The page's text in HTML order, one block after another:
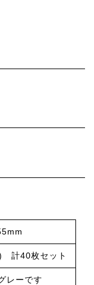
計40枚セット
レーです